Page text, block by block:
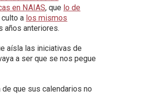
en NAIAS, que lo de
a los mismos
años anteriores.
aísla las iniciativas de
a ser que se nos pegue
que sus calendarios no